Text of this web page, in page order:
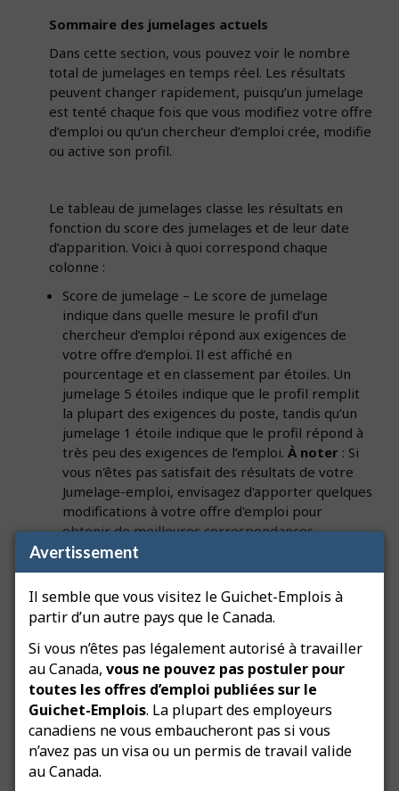
Avertissement
Il semble que vous visitez le Guichet-Emplois à
partir d’un autre pays que le Canada.
Si vous n’êtes pas légalement autorisé à travailler
au Canada, vous ne pouvez pas postuler pour
toutes les offres d’emploi publiées sur le
Guichet-Emplois. La plupart des employeurs
canadiens ne vous embaucheront pas si vous
n’avez pas un visa ou un permis de travail valide
au Canada.
Sommaire des jumelages actuels
Dans cette section, vous pouvez voir le nombre
total de jumelages en temps réel. Les résultats
peuvent changer rapidement, puisqu’un jumelage
est tenté chaque fois que vous modifiez votre offre
d’emploi ou qu’un chercheur d’emploi crée, modifie
ou active son profil.
Le tableau de jumelages classe les résultats en
fonction du score des jumelages et de leur date
d’apparition. Voici à quoi correspond chaque
colonne :
Score de jumelage – Le score de jumelage
indique dans quelle mesure le profil d’un
chercheur d’emploi répond aux exigences de
votre offre d’emploi. Il est affiché en
pourcentage et en classement par étoiles. Un
jumelage 5 étoiles indique que le profil remplit
la plupart des exigences du poste, tandis qu’un
jumelage 1 étoile indique que le profil répond à
très peu des exigences de l’emploi. À noter : Si
vous n'êtes pas satisfait des résultats de votre
Jumelage-emploi, envisagez d'apporter quelques
modifications à votre offre d'emploi pour
obtenir de meilleures correspondances.
30 premiers jours – Cette colonne affiche les
jumelages qui se produisent dans les 30
premiers jours de la publication de l’offre
d’emploi. Une nouvelle offre peut être publiée
pourvu, l’affichage peut être prolongé jusqu’à
trois fois de 30 jours, pour un total de 120 jours.
Cette colonne montre uniquement les jumelages
survenus durant les 30 premiers jours.
31+ jours - Canadiens – Cette colonne indique les
jumelages avec des candidats qui sont soit